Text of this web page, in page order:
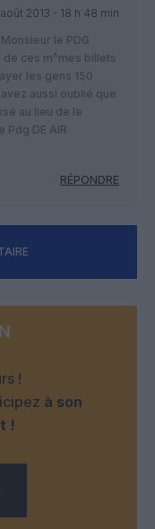
2013 - 18 h 48 min
le PDG
ces m^mes billets
les gens 150
aussi oublié que
au lieu de le
Pdg DE AIR
RÉPONDRE
!
à son
!